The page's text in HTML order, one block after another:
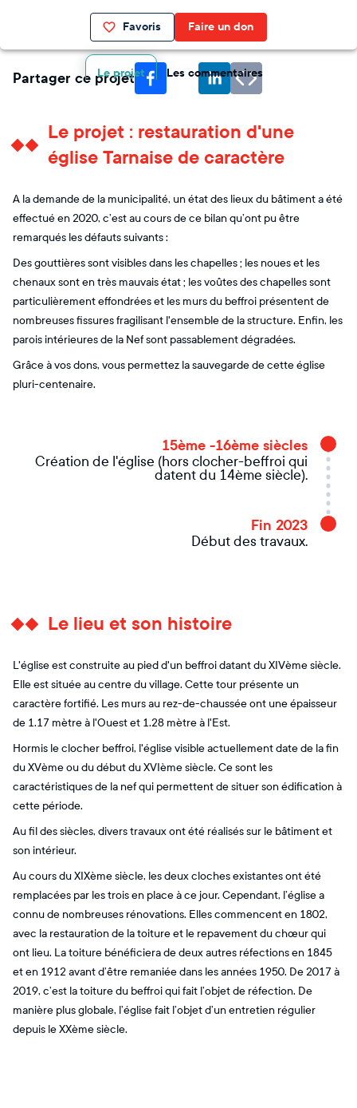
Favoris Faire un don
Le projet Les commentaires
Partager ce projet
Le projet : restauration d'une
église Tarnaise de caractère
A la demande de la municipalité, un état des lieux du bâtiment a été
effectué en 2020, c’est au cours de ce bilan qu’ont pu être
remarqués les défauts suivants :
Des gouttières sont visibles dans les chapelles ; les noues et les
chenaux sont en très mauvais état ; les voûtes des chapelles sont
particulièrement effondrées et les murs du beffroi présentent de
nombreuses fissures fragilisant l'ensemble de la structure. Enfin, les
parois intérieures de la Nef sont passablement dégradées.
Grâce à vos dons, vous permettez la sauvegarde de cette église
pluri-centenaire.
15ème -16ème siècles
Création de l'église (hors clocher-beffroi qui
datent du 14ème siècle).
Fin 2023
Début des travaux.
Le lieu et son histoire
L'église est construite au pied d'un beffroi datant du XIVème siècle.
Elle est située au centre du village. Cette tour présente un
caractère fortifié. Les murs au rez-de-chaussée ont une épaisseur
de 1.17 mètre à l'Ouest et 1.28 mètre à l'Est.
Hormis le clocher beffroi, l'église visible actuellement date de la fin
du XVème ou du début du XVIème siècle. Ce sont les
caractéristiques de la nef qui permettent de situer son édification à
cette période.
Au fil des siècles, divers travaux ont été réalisés sur le bâtiment et
son intérieur.
Au cours du XIXème siècle, les deux cloches existantes ont été
remplacées par les trois en place à ce jour. Cependant, l’église a
connu de nombreuses rénovations. Elles commencent en 1802,
avec la restauration de la toiture et le repavement du chœur qui
ont lieu. La toiture bénéficiera de deux autres réfections en 1845
et en 1912 avant d’être remaniée dans les années 1950. De 2017 à
2019, c’est la toiture du beffroi qui fait l’objet de réfection. De
manière plus globale, l’église fait l’objet d’un entretien régulier
depuis le XXème siècle.